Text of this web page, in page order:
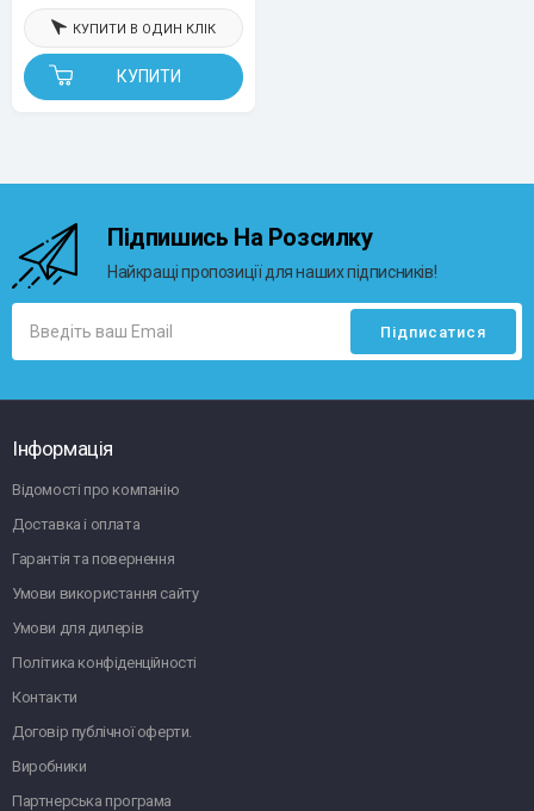
КУПИТИ
КУПИТИ В ОДИН КЛІК
Підпишись На Розсилку
Найкращі пропозиції для наших підписників!
Інформація
Відомості про компанію
Доставка і оплата
Гарантія та повернення
Умови використання сайту
Умови для дилерів
Політика конфіденційності
Контакти
Договір публічної оферти.
Виробники
Партнерська програма